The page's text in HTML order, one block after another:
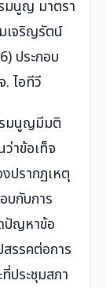
มนูญ มาตรา
เจริญรัตน์
ประกอบ
ไอทีวี
รมนูญมีมติ
าข้อเท็จ
ปรากฏเหตุ
บกับการ
ปัญหาข้อ
รรคต่อการ
ประชุมสภา